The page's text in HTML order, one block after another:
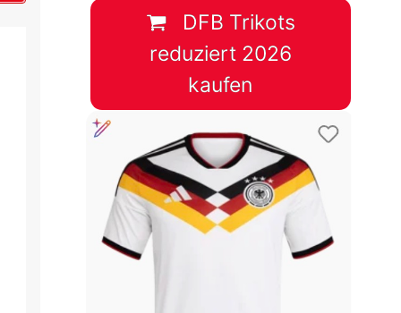
&
Tabelle
DFB Trikots
reduziert 2026
kaufen